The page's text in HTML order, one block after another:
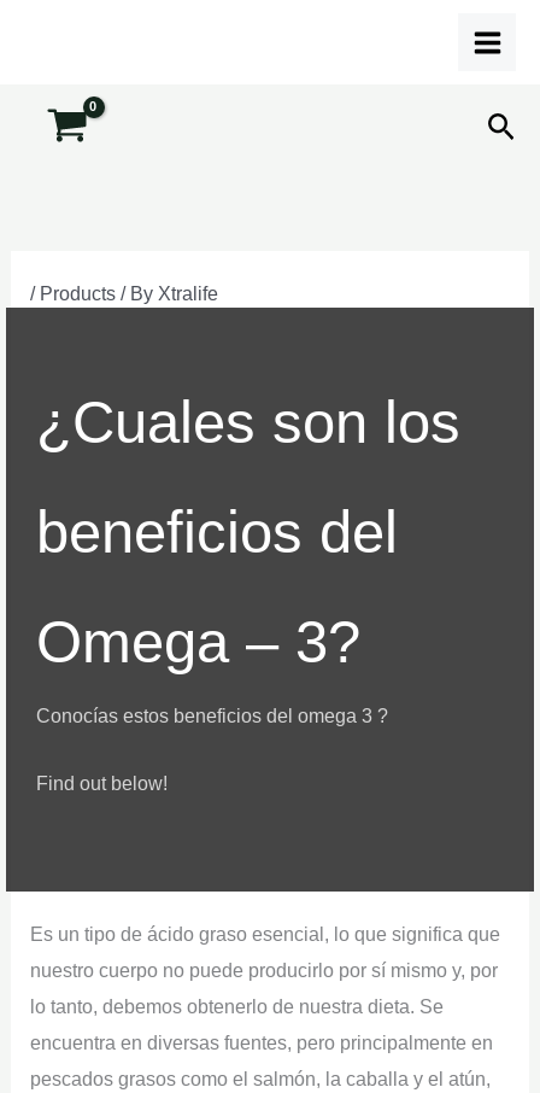
/ Products / By Xtralife
¿Cuales son los
beneficios del
Omega – 3?
Conocías estos beneficios del omega 3 ?
Find out below!
Es un tipo de ácido graso esencial, lo que significa que
nuestro cuerpo no puede producirlo por sí mismo y, por
lo tanto, debemos obtenerlo de nuestra dieta. Se
encuentra en diversas fuentes, pero principalmente en
pescados grasos como el salmón, la caballa y el atún,